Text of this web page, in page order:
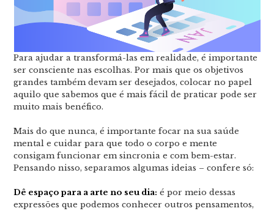
Para ajudar a transformá-las em realidade, é importante
ser consciente nas escolhas. Por mais que os objetivos
grandes também devam ser desejados, colocar no papel
aquilo que sabemos que é mais fácil de praticar pode ser
muito mais benéfico.
Mais do que nunca, é importante focar na sua saúde
mental e cuidar para que todo o corpo e mente
consigam funcionar em sincronia e com bem-estar.
Pensando nisso, separamos algumas ideias – confere só:
Dê espaço para a arte no seu dia: é por meio dessas
expressões que podemos conhecer outros pensamentos,